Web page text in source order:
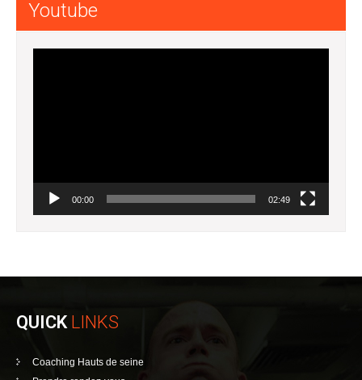
Youtube
00:00 02:49
QUICK LINKS
Coaching Hauts de seine